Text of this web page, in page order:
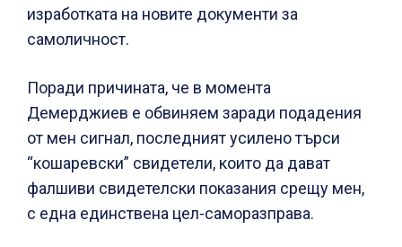
изработката на новите документи за
самоличност.
Поради причината, че в момента
Демерджиев е обвиняем заради подадения
от мен сигнал, последният усилено търси
“кошаревски” свидетели, които да дават
фалшиви свидетелски показания срещу мен,
с една единствена цел-саморазправа.